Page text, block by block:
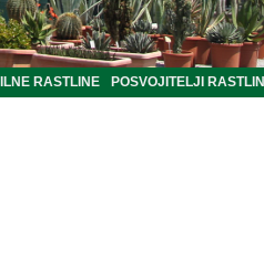
RASTLINE POSVOJITELJI RASTLIN